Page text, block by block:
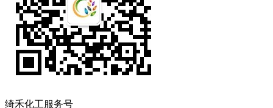
绮禾化工服务号